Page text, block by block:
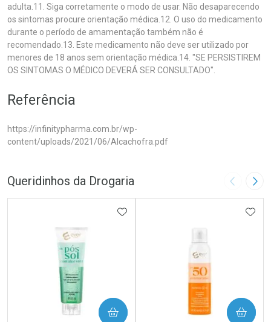
adulta.11. Siga corretamente o modo de usar. Não desaparecendo
os sintomas procure orientação médica.12. O uso do medicamento
durante o período de amamentação também não é
recomendado.13. Este medicamento não deve ser utilizado por
menores de 18 anos sem orientação médica.14. "SE PERSISTIREM
OS SINTOMAS O MÉDICO DEVERÁ SER CONSULTADO".
Referência
https://infinitypharma.com.br/wp-
content/uploads/2021/06/Alcachofra.pdf
Queridinhos da Drogaria Imagem
ADICIONAR AOS FAVORITOS
COMPRAR COMPRAR